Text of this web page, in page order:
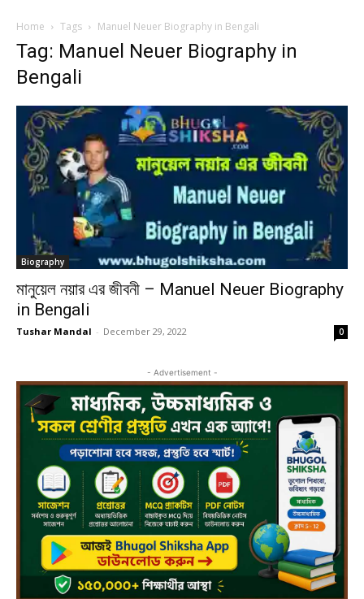
Home Tags Manuel Neuer Biography in Bengali
Tag: Manuel Neuer Biography in
Bengali
Biography
মানুয়েল নয়ার এর জীবনী – Manuel Neuer Biography
in Bengali
Tushar Mandal - December 29, 2022 0
- Advertisement -